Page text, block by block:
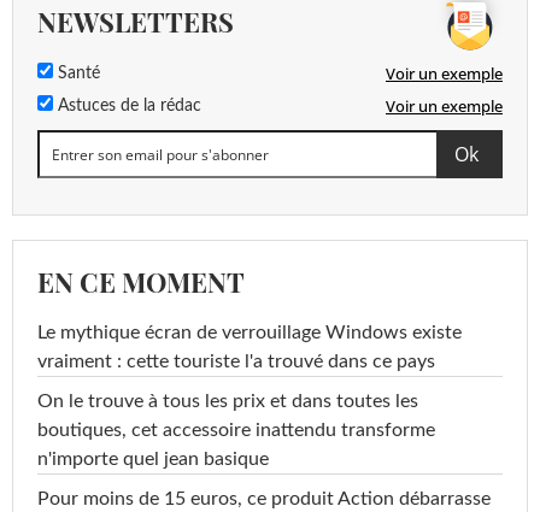
NEWSLETTERS
Santé Voir un exemple
Astuces de la rédac Voir un exemple
EN CE MOMENT
Le mythique écran de verrouillage Windows existe
vraiment : cette touriste l'a trouvé dans ce pays
On le trouve à tous les prix et dans toutes les
boutiques, cet accessoire inattendu transforme
n'importe quel jean basique
Pour moins de 15 euros, ce produit Action débarrasse